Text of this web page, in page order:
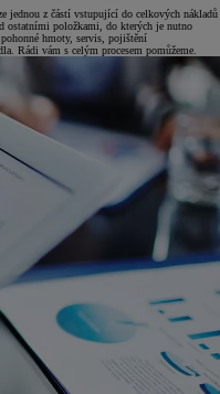
jednou z částí vstupující do celkových nákladů
ostatními položkami, do kterých je nutno
hmoty, servis, pojištění
Rádi vám s celým procesem pomůžeme.